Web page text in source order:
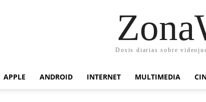
Dosis diarias sobre
APPLE ANDROID INTERNET MULTIMEDIA